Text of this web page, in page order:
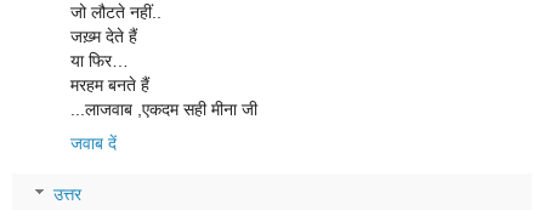
जो लौटते नहीं..
जख़्म देते हैं
या फिर…
मरहम बनते हैं
...लाजवाब ,एकदम सही मीना जी
जवाब दें
उत्तर